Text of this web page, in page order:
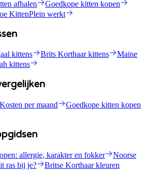
afhalen
Goedkope kitten kopen
KittenPlein werkt
kittens Brits Korthaar kittens
Maine
kittens
Kosten per maand Goedkope kitten kopen
allergie, karakter en fokker
Noorse
ras bij je?
Britse Korthaar kleuren